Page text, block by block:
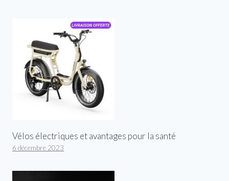
Vélos électriques et avantages pour la santé
6 décembre 2023